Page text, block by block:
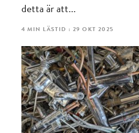
detta är att...
4 MIN LÄSTID : 29 OKT 2025